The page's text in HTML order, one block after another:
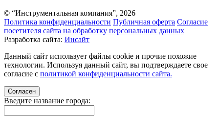
© “Инструментальная компания”, 2026
Политика конфиденциальности Публичная оферта Согласие
посетителя сайта на обработку персональных данных
Разработка сайта: Инсайт
Данный сайт использует файлы cookie и прочие похожие
технологии. Используя данный сайт, вы подтверждаете свое
согласие с политикой конфиденциальности сайта.
Согласен
Введите название города: